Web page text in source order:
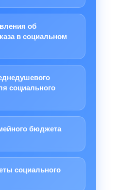
об
в социальном
социального
бюджета
социального